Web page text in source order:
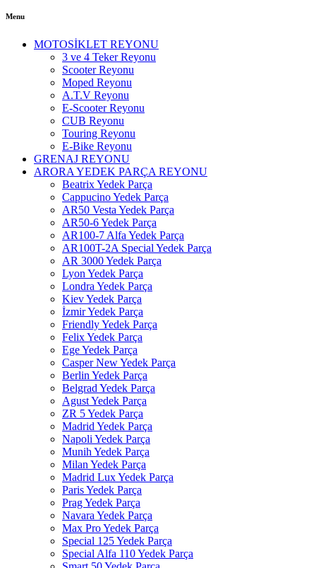
Menu
MOTOSİKLET REYONU
3 ve 4 Teker Reyonu
Scooter Reyonu
Moped Reyonu
A.T.V Reyonu
E-Scooter Reyonu
CUB Reyonu
Touring Reyonu
E-Bike Reyonu
GRENAJ REYONU
ARORA YEDEK PARÇA REYONU
Beatrix Yedek Parça
Cappucino Yedek Parça
AR50 Vesta Yedek Parça
AR50-6 Yedek Parça
AR100-7 Alfa Yedek Parça
AR100T-2A Special Yedek Parça
AR 3000 Yedek Parça
Lyon Yedek Parça
Londra Yedek Parça
Kiev Yedek Parça
İzmir Yedek Parça
Friendly Yedek Parça
Felix Yedek Parça
Ege Yedek Parça
Casper New Yedek Parça
Berlin Yedek Parça
Belgrad Yedek Parça
Agust Yedek Parça
ZR 5 Yedek Parça
Madrid Yedek Parça
Napoli Yedek Parça
Munih Yedek Parça
Milan Yedek Parça
Madrid Lux Yedek Parça
Paris Yedek Parça
Prag Yedek Parça
Navara Yedek Parça
Max Pro Yedek Parça
Special 125 Yedek Parça
Special Alfa 110 Yedek Parça